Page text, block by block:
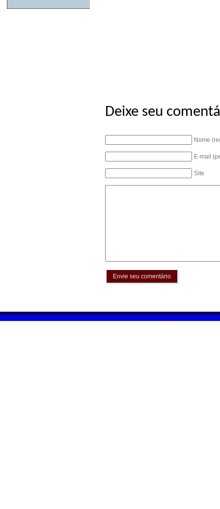
Deixe seu
Nome
E-mail
Site
Envie seu comentário